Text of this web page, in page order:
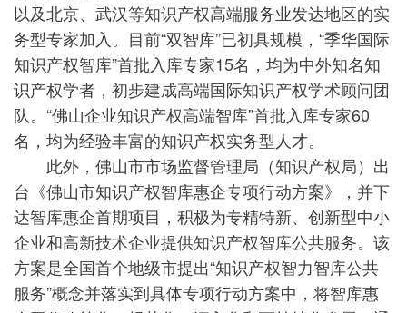
以及北京、武汉等知识产权高端服务业发达地区的实
务型专家加入。目前“双智库”已初具规模，“季华国际
知识产权智库”首批入库专家15名，均为中外知名知
识产权学者，初步建成高端国际知识产权学术顾问团
队。“佛山企业知识产权高端智库”首批入库专家60
名，均为经验丰富的知识产权实务型人才。
此外，佛山市市场监督管理局（知识产权局）出
台《佛山市知识产权智库惠企专项行动方案》，并下
达智库惠企首期项目，积极为专精特新、创新型中小
企业和高新技术企业提供知识产权智库公共服务。该
方案是全国首个地级市提出“知识产权智力智库公共
服务”概念并落实到具体专项行动方案中，将智库惠